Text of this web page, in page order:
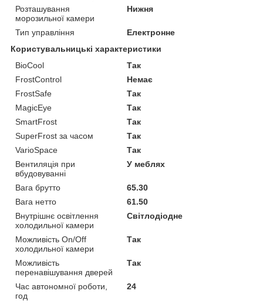
Розташування
морозильної камери
Нижня
Тип управління
Електронне
Користувальницькі характеристики
BioCool
Так
FrostControl
Немає
FrostSafe
Так
MagicEye
Так
SmartFrost
Так
SuperFrost за часом
Так
VarioSpace
Так
Вентиляція при
вбудовуванні
У меблях
Вага брутто
65.30
Вага нетто
61.50
Внутрішнє освітлення
холодильної камери
Світлодіодне
Можливість On/Off
холодильної камери
Так
Можливість
перенавішування дверей
Так
Час автономної роботи,
год
24